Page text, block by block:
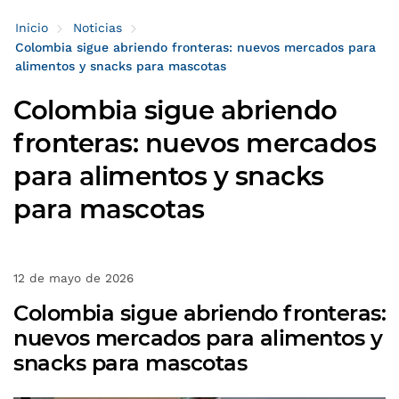
Inicio
Noticias
Colombia sigue abriendo fronteras: nuevos mercados para
alimentos y snacks para mascotas
Colombia sigue abriendo
fronteras: nuevos mercados
para alimentos y snacks
para mascotas
12 de mayo de 2026
Colombia sigue abriendo fronteras:
nuevos mercados para alimentos y
snacks para mascotas